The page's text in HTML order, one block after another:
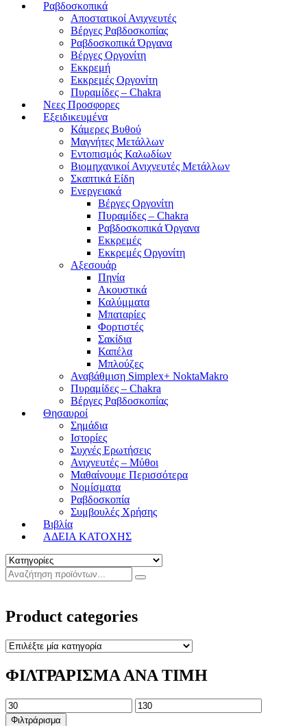
Ραβδοσκοπικά
Αποστατικοί Ανιχνευτές
Βέργες Ραβδοσκοπίας
Ραβδοσκοπικά Όργανα
Βέργες Οργονίτη
Εκκρεμή
Εκκρεμές Οργονίτη
Πυραμίδες – Chakra
Νεες Προσφορες
Εξειδικευμένα
Κάμερες Βυθού
Μαγνήτες Μετάλλων
Εντοπισμός Καλωδίων
Βιομηχανικοί Ανιχνευτές Μετάλλων
Σκαπτικά Είδη
Ενεργειακά
Βέργες Οργονίτη
Πυραμίδες – Chakra
Ραβδοσκοπικά Όργανα
Εκκρεμές
Εκκρεμές Οργονίτη
Αξεσουάρ
Πηνία
Ακουστικά
Καλύμματα
Μπαταρίες
Φορτιστές
Σακίδια
Καπέλα
Μπλούζες
Αναβάθμιση Simplex+ NoktaMakro
Πυραμίδες – Chakra
Βέργες Ραβδοσκοπίας
Θησαυροί
Σημάδια
Ιστορίες
Συχνές Ερωτήσεις
Ανιχνευτές – Μύθοι
Μαθαίνουμε Περισσότερα
Νομίσματα
Ραβδοσκοπία
Συμβουλές Χρήσης
Βιβλία
ΑΔΕΙΑ ΚΑΤΟΧΗΣ
Product categories
ΦΙΛΤΡΑΡΙΣΜΑ ΑΝΑ ΤΙΜΗ
Ελάχιστη
τιμή
Μέγιστη
τιμή
Φιλτράρισμα